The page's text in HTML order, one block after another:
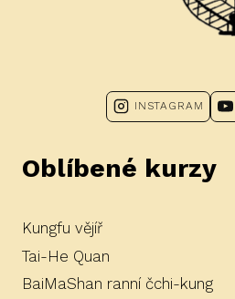
INSTAGRAM
Oblíbené kurzy
Kungfu vějíř
Tai-He Quan
BaiMaShan ranní čchi-kung